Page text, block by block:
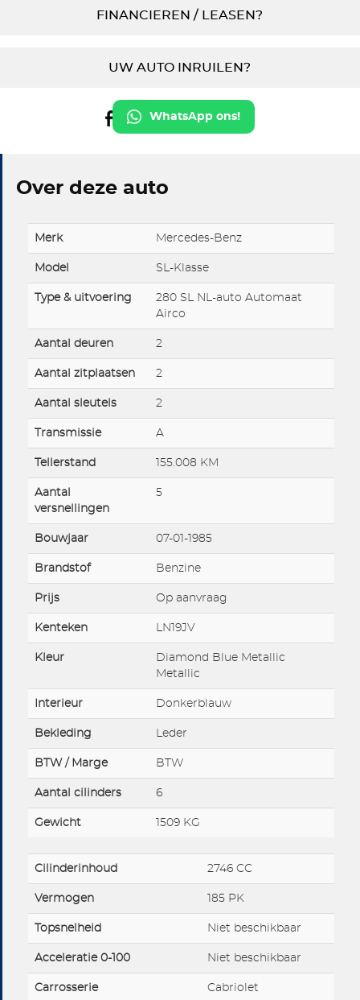
FINANCIEREN / LEASEN?
UW AUTO INRUILEN?
WhatsApp ons!
Over deze auto
Merk Mercedes-Benz
Model SL-Klasse
Type & uitvoering
280 SL NL-auto Automaat
Airco
Aantal deuren 2
Aantal zitplaatsen 2
Aantal sleutels 2
Transmissie A
Tellerstand 155.008 KM
Aantal
versnellingen
5
Bouwjaar 07-01-1985
Brandstof Benzine
Prijs Op aanvraag
Kenteken LN19JV
Kleur
Diamond Blue Metallic
Metallic
Interieur Donkerblauw
Bekleding Leder
BTW / Marge BTW
Aantal cilinders 6
Gewicht 1509 KG
Cilinderinhoud 2746 CC
Vermogen 185 PK
Topsnelheid Niet beschikbaar
Acceleratie 0-100 Niet beschikbaar
Carrosserie Cabriolet